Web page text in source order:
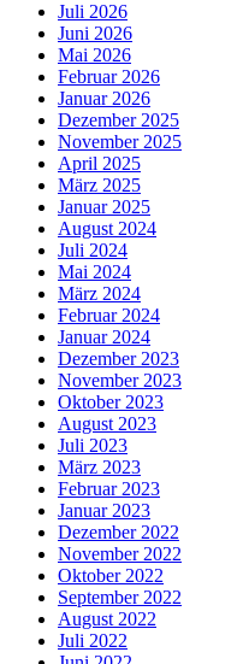
Juli 2026
Juni 2026
Mai 2026
Februar 2026
Januar 2026
Dezember 2025
November 2025
April 2025
März 2025
Januar 2025
August 2024
Juli 2024
Mai 2024
März 2024
Februar 2024
Januar 2024
Dezember 2023
November 2023
Oktober 2023
August 2023
Juli 2023
März 2023
Februar 2023
Januar 2023
Dezember 2022
November 2022
Oktober 2022
September 2022
August 2022
Juli 2022